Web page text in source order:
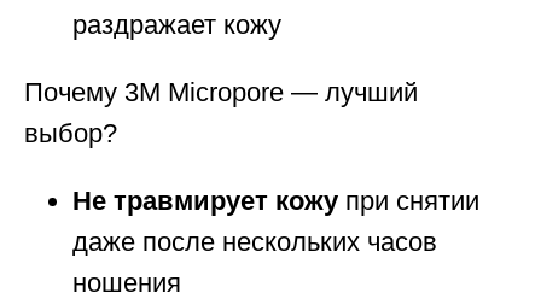
раздражает кожу
Почему 3M Micropore — лучший
выбор?
Не травмирует кожу при снятии
даже после нескольких часов
ношения